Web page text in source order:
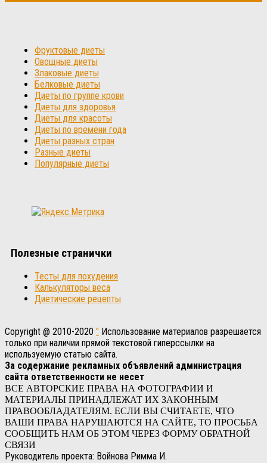
Фруктовые диеты
Овощные диеты
Злаковые диеты
Белковые диеты
Диеты по группе крови
Диеты для здоровья
Диеты для красоты
Диеты по времени года
Диеты разных стран
Разные диеты
Популярные диеты
Полезные странички
Тесты для похудения
Калькуляторы веса
Диетические рецепты
Copyright @ 2010-2020 " Использование материалов разрешается
только при наличии прямой текстовой гиперссылки на
используемую статью сайта.
За содержание рекламных объявлений администрация
сайта ответственности не несет
ВСЕ АВТОРСКИЕ ПРАВА НА ФОТОГРАФИИ И
МАТЕРИАЛЫ ПРИНАДЛЕЖАТ ИХ ЗАКОННЫМ
ПРАВООБЛАДАТЕЛЯМ. ЕСЛИ ВЫ СЧИТАЕТЕ, ЧТО
ВАШИ ПРАВА НАРУШАЮТСЯ НА САЙТЕ, ТО ПРОСЬБА
СООБЩИТЬ НАМ ОБ ЭТОМ ЧЕРЕЗ ФОРМУ ОБРАТНОЙ
СВЯЗИ
Руководитель проекта: Войнова Римма И.